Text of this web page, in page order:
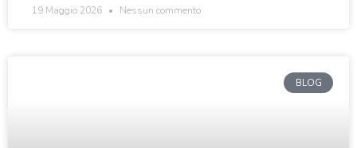
19 Maggio 2026 Nessun commento
BLOG